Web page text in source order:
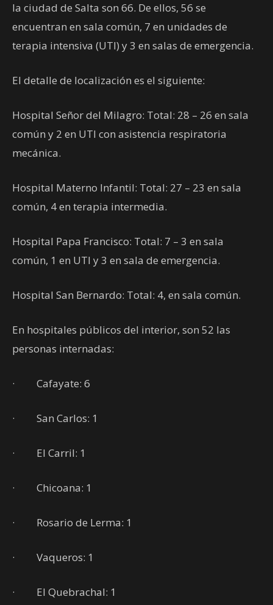
la ciudad de Salta son 66. De ellos, 56 se
encuentran en sala común, 7 en unidades de
terapia intensiva (UTI) y 3 en salas de emergencia.
El detalle de localización es el siguiente:
Hospital Señor del Milagro: Total: 28 – 26 en sala
común y 2 en UTI con asistencia respiratoria
mecánica.
Hospital Materno Infantil: Total: 27 – 23 en sala
común, 4 en terapia intermedia.
Hospital Papa Francisco: Total: 7 – 3 en sala
común, 1 en UTI y 3 en sala de emergencia.
Hospital San Bernardo: Total: 4, en sala común.
En hospitales públicos del interior, son 52 las
personas internadas:
· Cafayate: 6
· San Carlos: 1
· El Carril: 1
· Chicoana: 1
· Rosario de Lerma: 1
· Vaqueros: 1
· El Quebrachal: 1